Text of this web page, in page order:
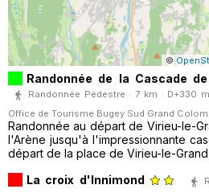
©
Randonnée de la Cascade
Randonnée Pédestre · 7 km · D+330
Office de Tourisme Bugey Sud Grand
Randonnée au départ de Virieu-le-
l'Arène jusqu'à l'impressionnante
départ de la place de Virieu-le-
La croix d'Innimond